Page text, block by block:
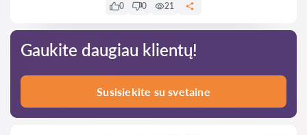
0 0 21
Gaukite daugiau klientų!
Susisiekite su svetaine